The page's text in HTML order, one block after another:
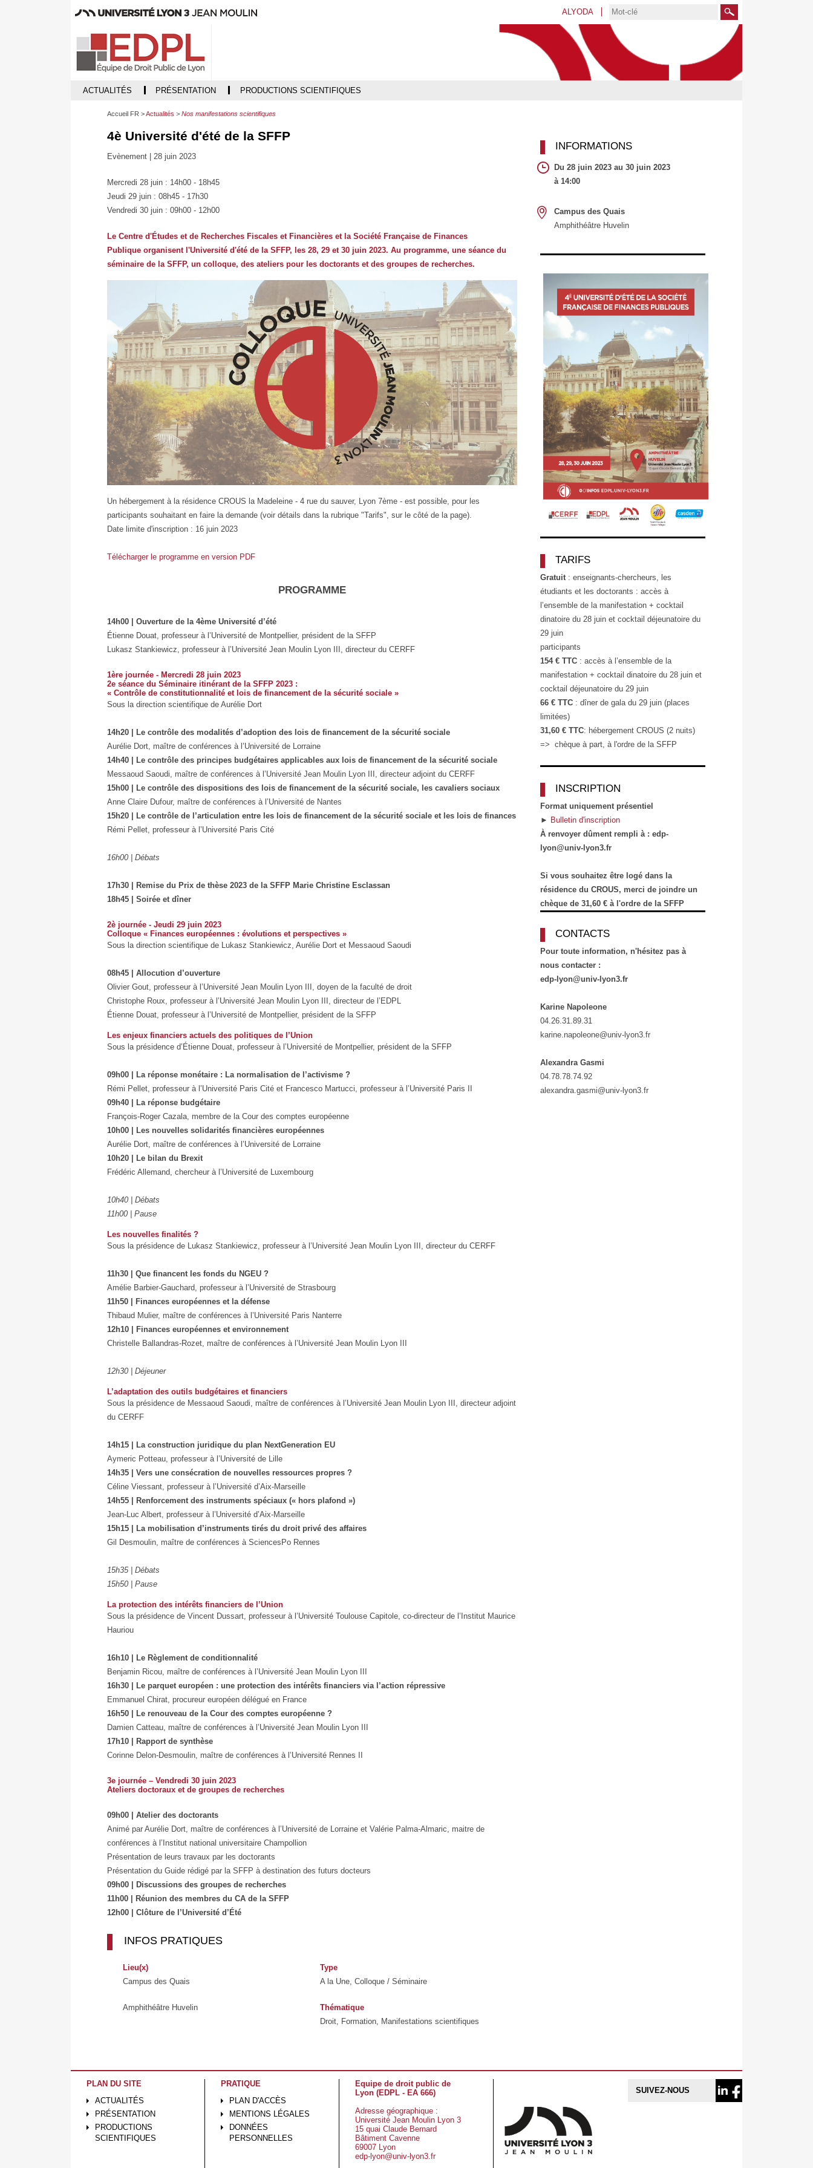
ALYODA Rechercher
ACTUALITÉS PRÉSENTATION PRODUCTIONS SCIENTIFIQUES
Accueil FR Actualités Nos manifestations scientifiques
4è Université d'été de la SFFP
Evènement | 28 juin 2023
Mercredi 28 juin : 14h00 - 18h45
Jeudi 29 juin : 08h45 - 17h30
Vendredi 30 juin : 09h00 - 12h00
Le Centre d'Études et de Recherches Fiscales et Financières et la Société Française de Finances
Publique organisent l'Université d'été de la SFFP, les 28, 29 et 30 juin 2023. Au programme, une séance du
séminaire de la SFFP, un colloque, des ateliers pour les doctorants et des groupes de recherches.
Un hébergement à la résidence CROUS la Madeleine - 4 rue du sauver, Lyon 7ème - est possible, pour les
participants souhaitant en faire la demande (voir détails dans la rubrique "Tarifs", sur le côté de la page).
Date limite d'inscription : 16 juin 2023
Télécharger le programme en version PDF
PROGRAMME
14h00 | Ouverture de la 4ème Université d’été
Étienne Douat, professeur à l’Université de Montpellier, président de la SFFP
Lukasz Stankiewicz, professeur à l’Université Jean Moulin Lyon III, directeur du CERFF
1ère journée - Mercredi 28 juin 2023
2e séance du Séminaire itinérant de la SFFP 2023 :
« Contrôle de constitutionnalité et lois de financement de la sécurité sociale »
Sous la direction scientifique de Aurélie Dort
14h20 | Le contrôle des modalités d’adoption des lois de financement de la sécurité sociale
Aurélie Dort, maître de conférences à l’Université de Lorraine
14h40 | Le contrôle des principes budgétaires applicables aux lois de financement de la sécurité sociale
Messaoud Saoudi, maître de conférences à l’Université Jean Moulin Lyon III, directeur adjoint du CERFF
15h00 | Le contrôle des dispositions des lois de financement de la sécurité sociale, les cavaliers sociaux
Anne Claire Dufour, maître de conférences à l’Université de Nantes
15h20 | Le contrôle de l’articulation entre les lois de financement de la sécurité sociale et les lois de finances
Rémi Pellet, professeur à l’Université Paris Cité
16h00 | Débats
17h30 | Remise du Prix de thèse 2023 de la SFFP Marie Christine Esclassan
18h45 | Soirée et dîner
2è journée - Jeudi 29 juin 2023
Colloque « Finances européennes : évolutions et perspectives »
Sous la direction scientifique de Lukasz Stankiewicz, Aurélie Dort et Messaoud Saoudi
08h45 | Allocution d’ouverture
Olivier Gout, professeur à l’Université Jean Moulin Lyon III, doyen de la faculté de droit
Christophe Roux, professeur à l’Université Jean Moulin Lyon III, directeur de l’EDPL
Étienne Douat, professeur à l’Université de Montpellier, président de la SFFP
Les enjeux financiers actuels des politiques de l’Union
Sous la présidence d’Étienne Douat, professeur à l’Université de Montpellier, président de la SFFP
09h00 | La réponse monétaire : La normalisation de l’activisme ?
Rémi Pellet, professeur à l’Université Paris Cité et Francesco Martucci, professeur à l’Université Paris II
09h40 | La réponse budgétaire
François-Roger Cazala, membre de la Cour des comptes européenne
10h00 | Les nouvelles solidarités financières européennes
Aurélie Dort, maître de conférences à l’Université de Lorraine
10h20 | Le bilan du Brexit
Frédéric Allemand, chercheur à l’Université de Luxembourg
10h40 | Débats
11h00 | Pause
Les nouvelles finalités ?
Sous la présidence de Lukasz Stankiewicz, professeur à l’Université Jean Moulin Lyon III, directeur du CERFF
11h30 | Que financent les fonds du NGEU ?
Amélie Barbier-Gauchard, professeur à l’Université de Strasbourg
11h50 | Finances européennes et la défense
Thibaud Mulier, maître de conférences à l’Université Paris Nanterre
12h10 | Finances européennes et environnement
Christelle Ballandras-Rozet, maître de conférences à l’Université Jean Moulin Lyon III
12h30 | Déjeuner
L’adaptation des outils budgétaires et financiers
Sous la présidence de Messaoud Saoudi, maître de conférences à l’Université Jean Moulin Lyon III, directeur adjoint
du CERFF
14h15 | La construction juridique du plan NextGeneration EU
Aymeric Potteau, professeur à l’Université de Lille
14h35 | Vers une consécration de nouvelles ressources propres ?
Céline Viessant, professeur à l’Université d’Aix-Marseille
14h55 | Renforcement des instruments spéciaux (« hors plafond »)
Jean-Luc Albert, professeur à l’Université d’Aix-Marseille
15h15 | La mobilisation d’instruments tirés du droit privé des affaires
Gil Desmoulin, maître de conférences à SciencesPo Rennes
15h35 | Débats
15h50 | Pause
La protection des intérêts financiers de l’Union
Sous la présidence de Vincent Dussart, professeur à l’Université Toulouse Capitole, co-directeur de l’Institut Maurice
Hauriou
16h10 | Le Règlement de conditionnalité
Benjamin Ricou, maître de conférences à l’Université Jean Moulin Lyon III
16h30 | Le parquet européen : une protection des intérêts financiers via l’action répressive
Emmanuel Chirat, procureur européen délégué en France
16h50 | Le renouveau de la Cour des comptes européenne ?
Damien Catteau, maître de conférences à l’Université Jean Moulin Lyon III
17h10 | Rapport de synthèse
Corinne Delon-Desmoulin, maître de conférences à l’Université Rennes II
3e journée – Vendredi 30 juin 2023
Ateliers doctoraux et de groupes de recherches
09h00 | Atelier des doctorants
Animé par Aurélie Dort, maître de conférences à l’Université de Lorraine et Valérie Palma-Almaric, maitre de
conférences à l’Institut national universitaire Champollion
Présentation de leurs travaux par les doctorants
Présentation du Guide rédigé par la SFFP à destination des futurs docteurs
09h00 | Discussions des groupes de recherches
11h00 | Réunion des membres du CA de la SFFP
12h00 | Clôture de l’Université d’Été
INFOS PRATIQUES
Lieu(x)
Campus des Quais
Amphithéâtre Huvelin
Type
A la Une, Colloque / Séminaire
Thématique
Droit, Formation, Manifestations scientifiques
INFORMATIONS
Du 28 juin 2023 au 30 juin 2023
à 14:00
Campus des Quais
Amphithéâtre Huvelin
TARIFS
Gratuit : enseignants-chercheurs, les
étudiants et les doctorants : accès à
l’ensemble de la manifestation + cocktail
dinatoire du 28 juin et cocktail déjeunatoire du
29 juin
participants
154 € TTC : accès à l’ensemble de la
manifestation + cocktail dinatoire du 28 juin et
cocktail déjeunatoire du 29 juin
66 € TTC : dîner de gala du 29 juin (places
limitées)
31,60 € TTC: hébergement CROUS (2 nuits)
=> chèque à part, à l'ordre de la SFFP
INSCRIPTION
Format uniquement présentiel
► Bulletin d'inscription
À renvoyer dûment rempli à : edp-
lyon@univ-lyon3.fr
Si vous souhaitez être logé dans la
résidence du CROUS, merci de joindre un
chèque de 31,60 € à l'ordre de la SFFP
CONTACTS
Pour toute information, n'hésitez pas à
nous contacter :
edp-lyon@univ-lyon3.fr
Karine Napoleone
04.26.31.89.31
karine.napoleone@univ-lyon3.fr
Alexandra Gasmi
04.78.78.74.92
alexandra.gasmi@univ-lyon3.fr
PLAN DU SITE
ACTUALITÉS
PRÉSENTATION
PRODUCTIONS
SCIENTIFIQUES
PRATIQUE
PLAN D'ACCÈS
MENTIONS LÉGALES
DONNÉES
PERSONNELLES
Equipe de droit public de
Lyon (EDPL - EA 666)
Adresse géographique :
Université Jean Moulin Lyon 3
15 quai Claude Bernard
Bâtiment Cavenne
69007 Lyon
edp-lyon@univ-lyon3.fr
SUIVEZ-NOUS